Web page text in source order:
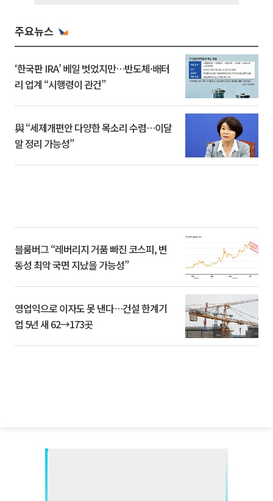
주요뉴스
‘한국판 IRA’ 베일 벗었지만…반도체·배터
리 업계 “시행령이 관건”
與 “세제개편안 다양한 목소리 수렴…이달
말 정리 가능성”
블룸버그 “레버리지 거품 빠진 코스피, 변
동성 최악 국면 지났을 가능성”
영업익으로 이자도 못 낸다…건설 한계기
업 5년 새 62→173곳